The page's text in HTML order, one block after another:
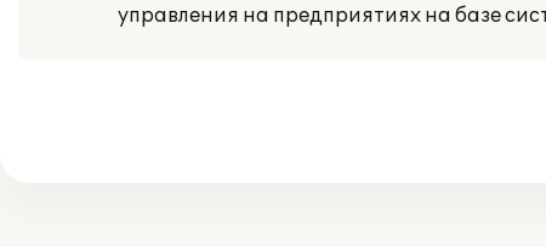
управления на предприятиях на базе